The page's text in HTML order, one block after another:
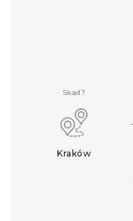
Skąd?
Kraków